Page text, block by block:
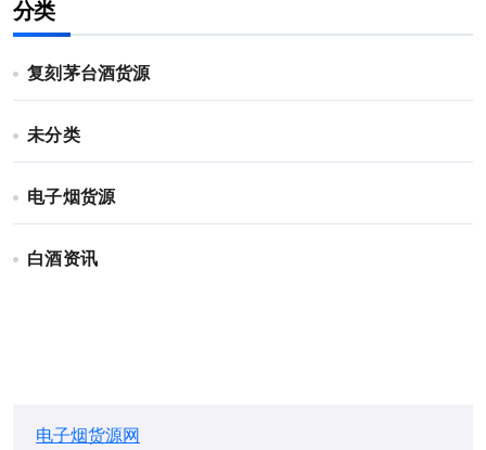
分类
复刻茅台酒货源
未分类
电子烟货源
白酒资讯
电子烟货源网